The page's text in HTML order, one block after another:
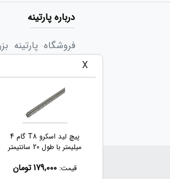
X
پیچ لید اسکرو T8 گام 4
میلیمتر با طول 20 سانتیمتر
قیمت:179,000 تومان
درباره پارتینه
فروشگاه
گستره‌ای از
مهندسین و صنعت
خود «تجربه‌ی
کلیه